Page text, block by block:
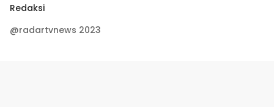
Redaksi
@radartvnews 2023